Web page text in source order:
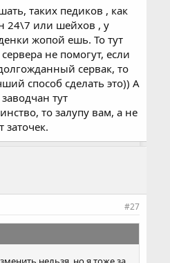
таких педиков , как
24\7 или шейхов , у
жопой ешь. То тут
не помогут, если
сервак, то
способ сделать это)) А
тут
то залупу вам, а не
#27